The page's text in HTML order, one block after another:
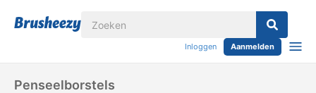
Inloggen Aanmelden
Penseelborstels